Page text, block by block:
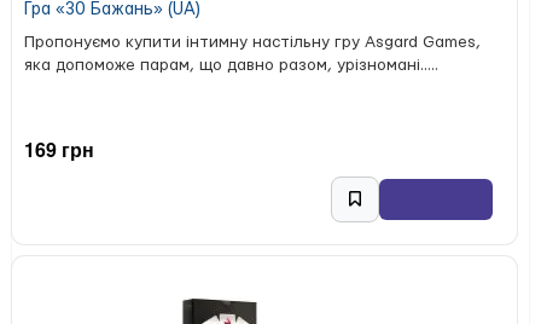
Гра «30 Бажань» (UA)
Пропонуємо купити інтимну настільну гру Asgard Games,
яка допоможе парам, що давно разом, урізномані.....
169 грн